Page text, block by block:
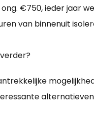
€750, ieder jaar
van binnenuit